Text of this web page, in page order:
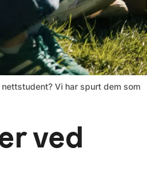
Vi har spurt dem som
ved